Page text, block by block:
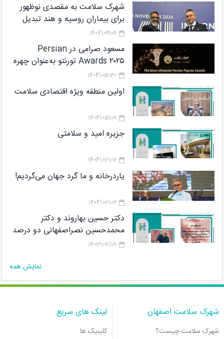
شهرک سلامت به مقصدی نوظهور
برای بیماران روسیه و هند تبدیل
می‌شود
06\09\1404
مسعود صرامی در Persian
Awards ۲۰۲۵ تورنتو به‌عنوان چهره
شاخص معرفی شد
30\05\1404
اولین منطقه ویژه اقتصادی سلامت
08\05\1404
جزیره امید و سلامتی
07\02\1404
یاردرخانه و ما گرد جهان می‌گردیم!
06\02\1404
دکتر حسین بهاروند و دکتر
محمدحسین نصراصفهانی دو درصد
دانشمندان برتر پژوهشگاه رویان در
18\07\1403
نمایش همه
شهرک سلامت اصفهان
شهرک سلامت چیست؟
لینک های سریع
کلینیک ها